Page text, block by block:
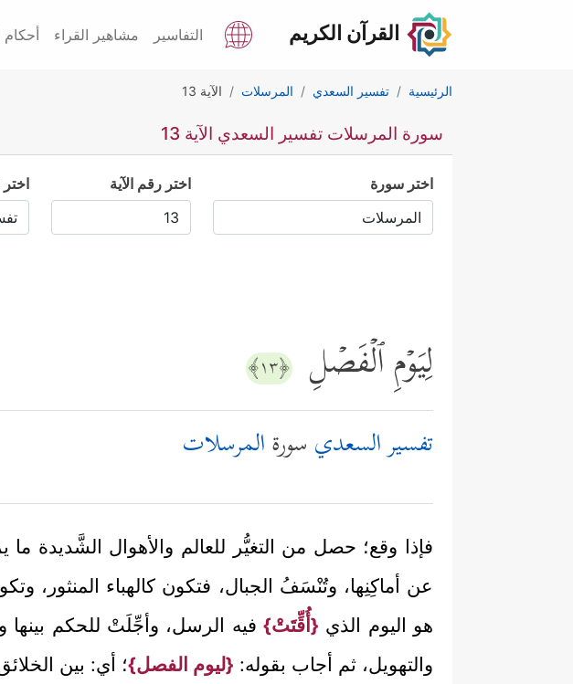
القرآن الكريم التفاسير مشاهير القراء أحكام
الرئيسية تفسير السعدي المرسلات الآية 13
سورة المرسلات تفسير السعدي الآية 13
اختر سورة اختر رقم الآية اختر
لِیَوۡمِ ٱلۡفَصۡلِ ﴿١٣﴾
تفسير السعدي سورةالمرسلات
فإذا وقع؛ حصل من التغيُّر للعالم والأهوال الشَّديدة
عن أماكِنِها، وتُنْسَفُ الجبال، فتكون كالهباء المنثور،
هو اليوم الذي {أُقِّتَتْ}فيه الرسل، وأجِّلَتْ للحكم بينها
والتهويل، ثم أجاب بقوله: {ليوم الفصل}؛ أي: بين